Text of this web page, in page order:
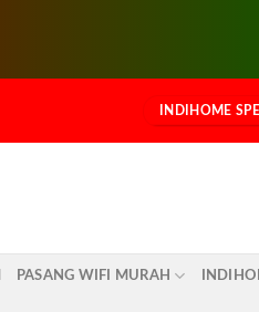
INDIHOME
PASANG WIFI MURAH